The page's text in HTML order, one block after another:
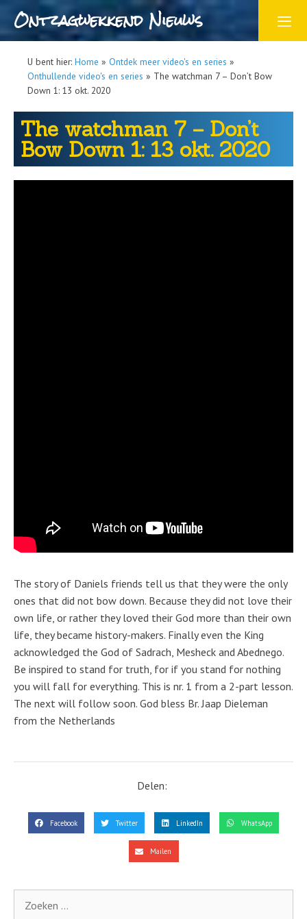
Ontzagwekkend Nieuws
U bent hier: Home » Ontdek meer video's en series »
Onthullende video's en series » The watchman 7 – Don’t Bow
Down 1: 13 okt. 2020
The watchman 7 – Don’t
Bow Down 1: 13 okt. 2020
The story of Daniels friends tell us that they were the only
ones that did not bow down. Because they did not love their
own life, or rather they loved their God more than their own
life, they became history-makers. Finally even the King
acknowledged the God of Sadrach, Mesheck and Abednego.
Be inspired to stand for truth, for if you stand for nothing
you will fall for everything. This is nr. 1 from a 2-part lesson.
The next will follow soon. God bless Br. Jaap Dieleman
from the Netherlands
Delen:
Facebook Twitter LinkedIn WhatsApp
Mailen